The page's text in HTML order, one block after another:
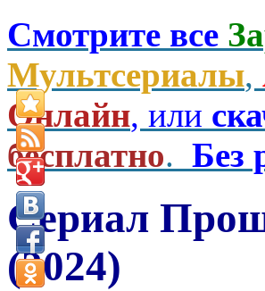
Смотрите все
Мультсериалы,
Онлайн, или
бесплатно. Без
Сериал
(2024)